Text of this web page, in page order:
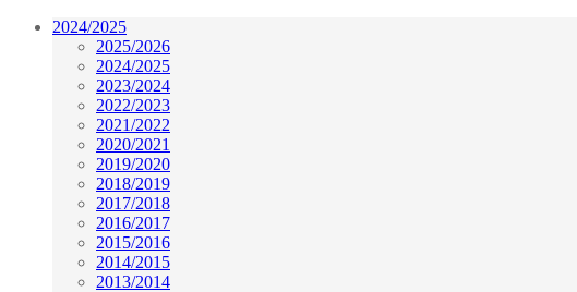
2024/2025
2025/2026
2024/2025
2023/2024
2022/2023
2021/2022
2020/2021
2019/2020
2018/2019
2017/2018
2016/2017
2015/2016
2014/2015
2013/2014